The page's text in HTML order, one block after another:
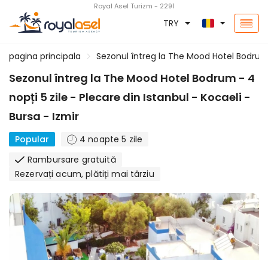
Royal Asel Turizm - 2291
TRY
pagina principala Sezonul întreg la The Mood Hotel
Sezonul întreg la The Mood Hotel Bodrum - 4
nopți 5 zile - Plecare din Istanbul - Kocaeli -
Bursa - Izmir
Popular
4 noapte 5 zile
Rambursare gratuită
Rezervați acum, plătiți mai târziu